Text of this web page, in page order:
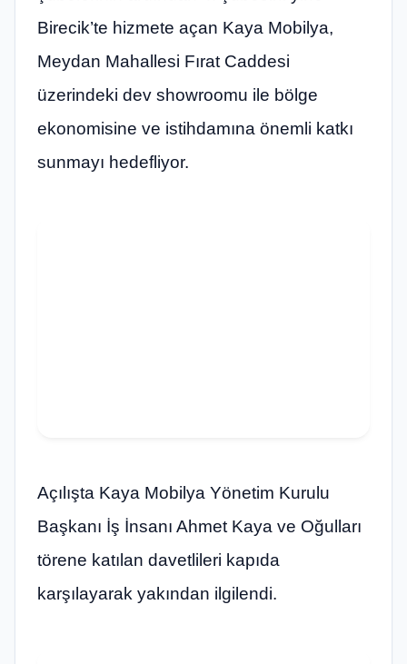
Birecik’te hizmete açan Kaya Mobilya,
Meydan Mahallesi Fırat Caddesi
üzerindeki dev showroomu ile bölge
ekonomisine ve istihdamına önemli katkı
sunmayı hedefliyor.
Açılışta Kaya Mobilya Yönetim Kurulu
Başkanı İş İnsanı Ahmet Kaya ve Oğulları
törene katılan davetlileri kapıda
karşılayarak yakından ilgilendi.